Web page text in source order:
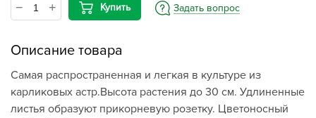
Купить Задать вопрос
Описание товара
Самая распространенная и легкая в культуре из
карликовых астр.Высота растения до 30 см. Удлиненные
листья образуют прикорневую розетку. Цветоносный